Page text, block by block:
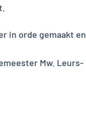
in orde gemaakt en
Mw. Leurs-